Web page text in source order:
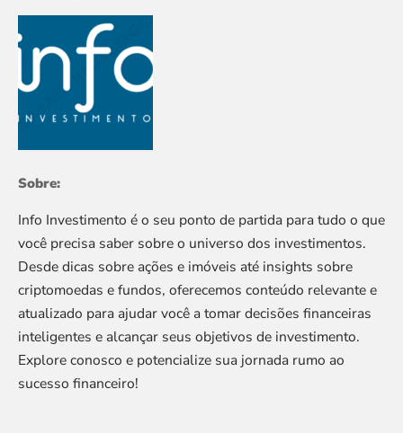
Sobre:
Info Investimento é o seu ponto de partida para tudo o que
você precisa saber sobre o universo dos investimentos.
Desde dicas sobre ações e imóveis até insights sobre
criptomoedas e fundos, oferecemos conteúdo relevante e
atualizado para ajudar você a tomar decisões financeiras
inteligentes e alcançar seus objetivos de investimento.
Explore conosco e potencialize sua jornada rumo ao
sucesso financeiro!